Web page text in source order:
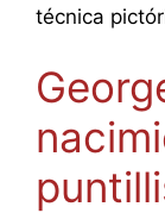
técnica